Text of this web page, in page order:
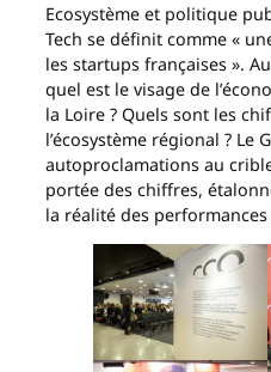
Ecosystème et politique
Tech se définit comme «
les startups françaises ».
quel est le visage de
la Loire ? Quels sont les
l’écosystème régional ? Le
autoproclamations au
portée des chiffres,
la réalité des